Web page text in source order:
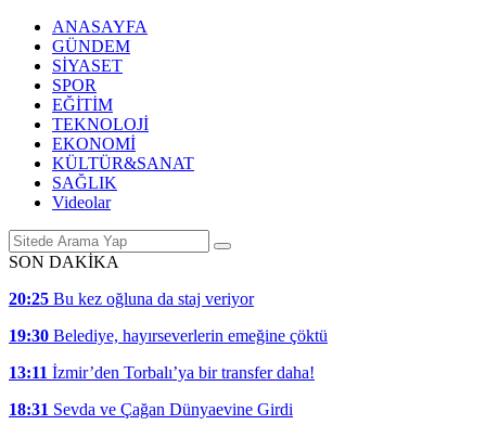
ANASAYFA
GÜNDEM
SİYASET
SPOR
EĞİTİM
TEKNOLOJİ
EKONOMİ
KÜLTÜR&SANAT
SAĞLIK
Videolar
SON DAKİKA
20:25 Bu kez oğluna da staj veriyor
19:30 Belediye, hayırseverlerin emeğine çöktü
13:11 İzmir’den Torbalı’ya bir transfer daha!
18:31 Sevda ve Çağan Dünyaevine Girdi